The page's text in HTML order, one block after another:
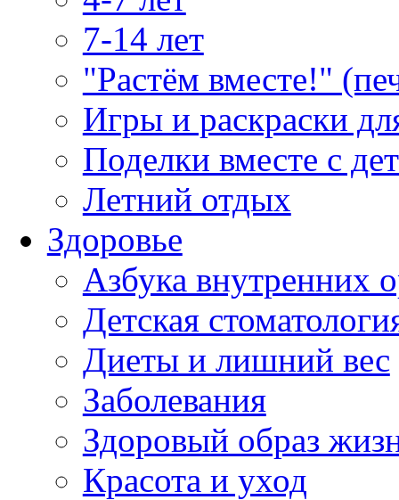
7-14 лет
"Растём вместе!"
Игры и раскраски
Поделки вместе с
Летний отдых
Здоровье
Азбука внутренних
Детская
Диеты и лишний вес
Заболевания
Здоровый образ
Красота и уход